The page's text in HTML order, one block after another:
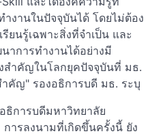
งานในปัจจุบันได้ โดยไม่ต้อง
รียนรู้เฉพาะสิ่งที่จำเป็น และ
าการทำงานได้อย่างมี
ำคัญในโลกยุคปัจจุบันที่ มธ.
คัญ" รองอธิการบดี มธ. ระบุ
การบดีมหาวิทยาลัย
ารลงนามที่เกิดขึ้นครั้งนี้ ยัง